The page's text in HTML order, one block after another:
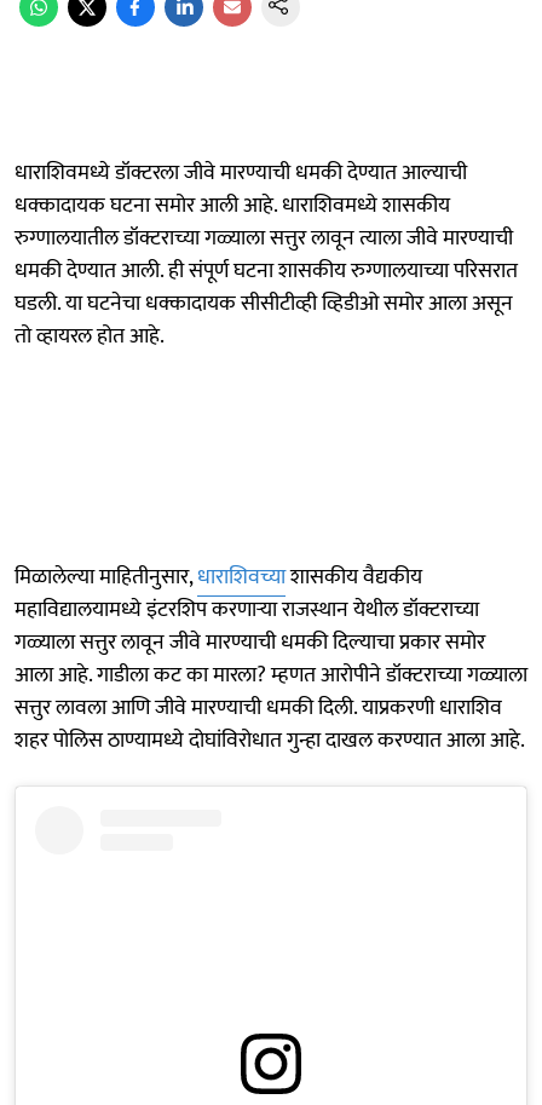
धाराशिवमध्ये डॉक्टरला जीवे मारण्याची धमकी देण्यात आल्याची
धक्कादायक घटना समोर आली आहे. धाराशिवमध्ये शासकीय
रुग्णालयातील डॉक्टराच्या गळ्याला सत्तुर लावून त्याला जीवे मारण्याची
धमकी देण्यात आली. ही संपूर्ण घटना शासकीय रुग्णालयाच्या परिसरात
घडली. या घटनेचा धक्कादायक सीसीटीव्ही व्हिडीओ समोर आला असून
तो व्हायरल होत आहे.
मिळालेल्या माहितीनुसार,धाराशिवच्याशासकीय वैद्यकीय
महाविद्यालयामध्ये इंटरशिप करणाऱ्या राजस्थान येथील डॉक्टराच्या
गळ्याला सत्तुर लावून जीवे मारण्याची धमकी दिल्याचा प्रकार समोर
आला आहे. गाडीला कट का मारला? म्हणत आरोपीने डॉक्टराच्या गळ्याला
सत्तुर लावला आणि जीवे मारण्याची धमकी दिली. याप्रकरणी धाराशिव
शहर पोलिस ठाण्यामध्ये दोघांविरोधात गुन्हा दाखल करण्यात आला आहे.